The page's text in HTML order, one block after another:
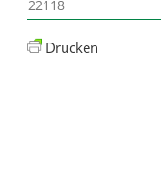
22118
Drucken